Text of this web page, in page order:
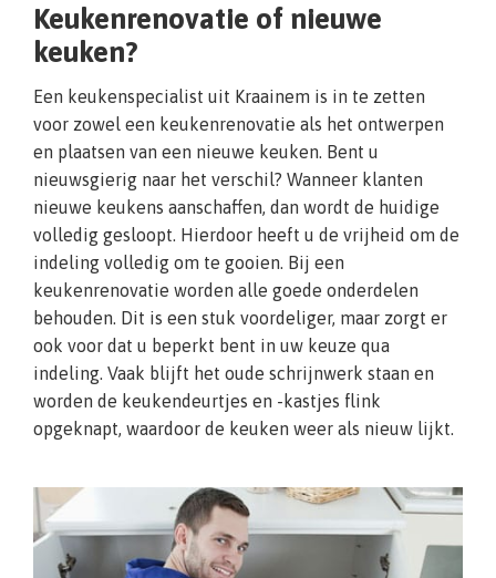
Keukenrenovatie of nieuwe
keuken?
Een keukenspecialist uit Kraainem is in te zetten
voor zowel een keukenrenovatie als het ontwerpen
en plaatsen van een nieuwe keuken. Bent u
nieuwsgierig naar het verschil? Wanneer klanten
nieuwe keukens aanschaffen, dan wordt de huidige
volledig gesloopt. Hierdoor heeft u de vrijheid om de
indeling volledig om te gooien. Bij een
keukenrenovatie worden alle goede onderdelen
behouden. Dit is een stuk voordeliger, maar zorgt er
ook voor dat u beperkt bent in uw keuze qua
indeling. Vaak blijft het oude schrijnwerk staan en
worden de keukendeurtjes en -kastjes flink
opgeknapt, waardoor de keuken weer als nieuw lijkt.